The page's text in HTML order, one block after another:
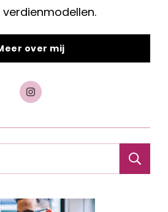
verdienmodellen.
over mij